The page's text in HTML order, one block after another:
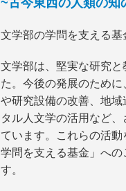
文学部の学問を支える基
文学部は、堅実な研究
た。今後の発展のため
や研究設備の改善、地
タル人文学の活用など
ています。これらの活
学問を支える基金」への
す。